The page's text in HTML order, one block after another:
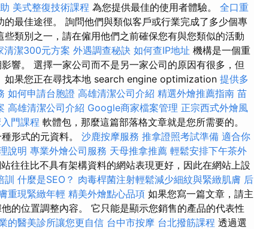
美式整復技術課程 為您提供最佳的使用者體驗。 全口重
最佳途徑。 詢問他們與類似客戶或行業完成了多少個專
類別之一，請在僱用他們之前確保您有與您類似的活動
清潔300元方案 外遇調查秘訣 如何查IP地址 機構是一個重
響。 選擇一家公司而不是另一家公司的原因有很多，但
如果您正在尋找本地 search engine optimization 提供多
如何申請台胞證 高雄清潔公司介紹 精選外燴推薦指南 苗
高雄清潔公司介紹 Google商家檔案管理 正宗西式外燴風
門課程 軟體包，那麼這篇部落格文章就是您所需要的。
形式的元資料。 沙鹿按摩服務 推拿證照考試準備 適合你
說明 專業外燴公司服務 天母推拿推薦 輕鬆安排下午茶外
往往比不具有架構資料的網站表現更好，因此在網站上設
訓 什麼是SEO？ 肉毒桿菌注射輕鬆減少細紋與緊緻肌膚 后
重現緊緻年輕 精美外燴點心品項 如果您寫一篇文章，請主
的位置調整內容。 它只能是顯示您銷售的產品的代表性
的醫美診所讓您更自信 台中市按摩 台北撥筋課程 透過選